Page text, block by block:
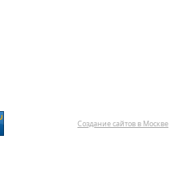
Создание сайтов в Москве